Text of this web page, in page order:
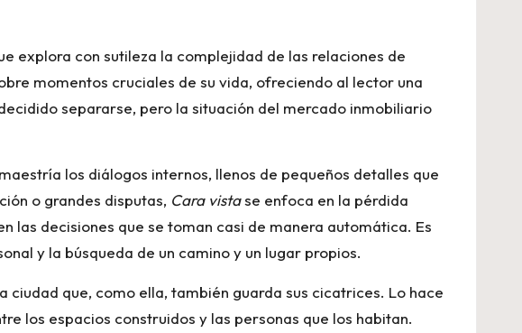
explora con sutileza la complejidad de las relaciones de
momentos cruciales de su vida, ofreciendo al lector una
separarse, pero la situación del mercado inmobiliario
los diálogos internos, llenos de pequeños detalles que
o grandes disputas, Cara vistase enfoca en la pérdida
las decisiones que se toman casi de manera automática. Es
y la búsqueda de un camino y un lugar propios.
que, como ella, también guarda sus cicatrices. Lo hace
los espacios construidos y las personas que los habitan.